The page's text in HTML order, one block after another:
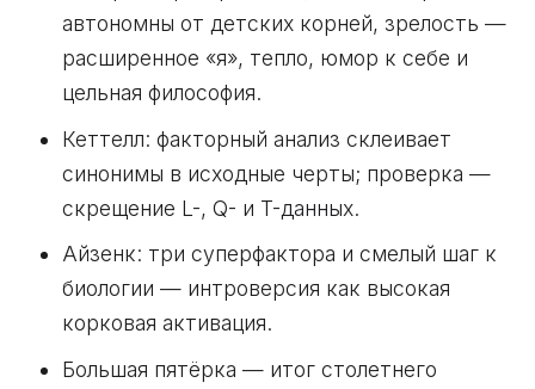
автономны от детских корней, зрелость —
расширенное «я», тепло, юмор к себе и
цельная философия.
Кеттелл: факторный анализ склеивает
синонимы в исходные черты; проверка —
скрещение L-, Q- и T-данных.
Айзенк: три суперфактора и смелый шаг к
биологии — интроверсия как высокая
корковая активация.
Большая пятёрка — итог столетнего